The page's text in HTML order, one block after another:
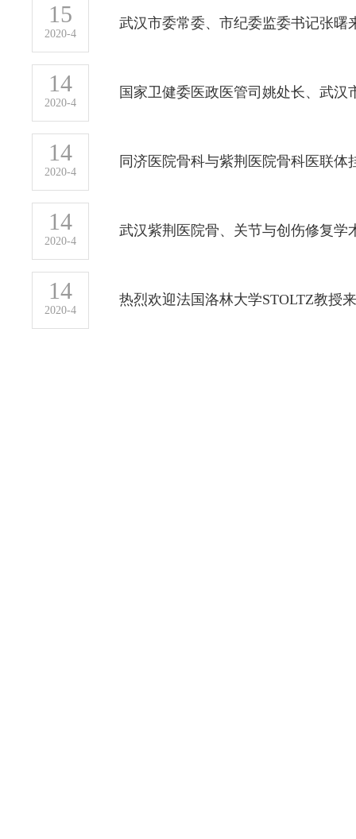
15
2020-4
武汉市委常委、市纪委监委书记张
14
2020-4
14
2020-4
同济医院骨科与紫荆医院骨科医联
14
2020-4
武汉紫荆医院骨、关节与创伤修复学
14
2020-4
热烈欢迎法国洛林大学STOLTZ教授